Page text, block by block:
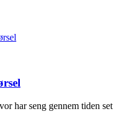
har seng gennem tiden set